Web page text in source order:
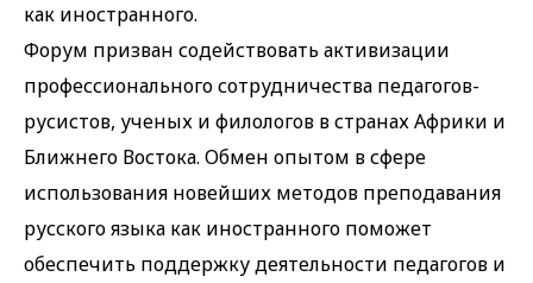
как иностранного.
Форум призван содействовать активизации
профессионального сотрудничества педагогов-
русистов, ученых и филологов в странах Африки и
Ближнего Востока. Обмен опытом в сфере
использования новейших методов преподавания
русского языка как иностранного поможет
обеспечить поддержку деятельности педагогов и